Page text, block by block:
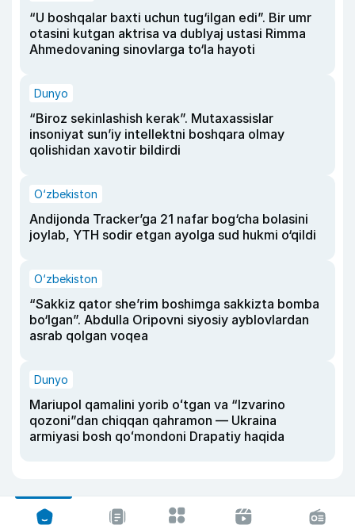
“U boshqalar baxti uchun tug‘ilgan edi”. Bir umr
otasini kutgan aktrisa va dublyaj ustasi Rimma
Ahmedovaning sinovlarga to‘la hayoti
Dunyo
“Biroz sekinlashish kerak”. Mutaxassislar
insoniyat sun’iy intellektni boshqara olmay
qolishidan xavotir bildirdi
O‘zbekiston
Andijonda Tracker’ga 21 nafar bog‘cha bolasini
joylab, YTH sodir etgan ayolga sud hukmi o‘qildi
O‘zbekiston
“Sakkiz qator she’rim boshimga sakkizta bomba
bo‘lgan”. Abdulla Oripovni siyosiy ayblovlardan
asrab qolgan voqea
Dunyo
Mariupol qamalini yorib oʻtgan va “Izvarino
qozoni”dan chiqqan qahramon — Ukraina
armiyasi bosh qoʻmondoni Drapatiy haqida